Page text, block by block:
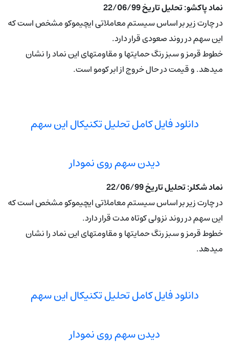
نماد پاکشو: تحلیل تاریخ 22/06/99
در چارت زیر بر اساس سیستم معاملاتی ایچیموکو مشخص است که
این سهم در روند صعودی قرار دارد.
خطوط قرمز و سبز رنگ حمایتها و مقاومتهای این نماد را نشان
میدهد. و قیمت در حال خروج از ابر کومو است.
دانلود فایل کامل تحلیل تکنیکال این سهم
دیدن سهم روی نمودار
نماد شکلر: تحلیل تاریخ 22/06/99
در چارت زیر بر اساس سیستم معاملاتی ایچیموکو مشخص است که
این سهم در روند نزولی کوتاه مدت قرار دارد.
خطوط قرمز و سبز رنگ حمایتها و مقاومتهای این نماد را نشان
میدهد.
دانلود فایل کامل تحلیل تکنیکال این سهم
دیدن سهم روی نمودار